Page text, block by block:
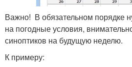
Важно! В обязательном порядке
на погодные условия,
синоптиков на будущую неделю.
К примеру: